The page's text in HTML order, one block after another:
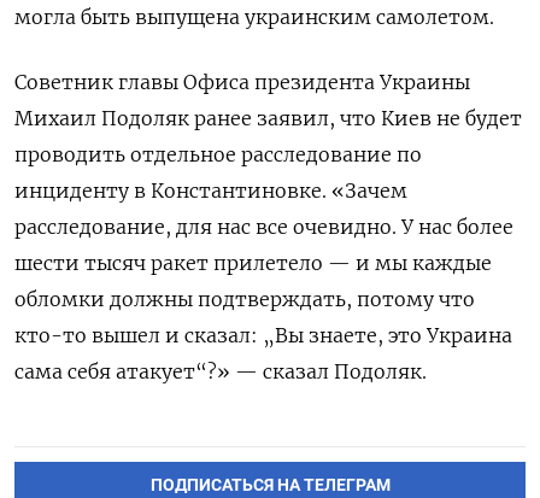
могла быть выпущена украинским самолетом.
Советник главы Офиса президента Украины
Михаил Подоляк ранее заявил, что Киев не будет
проводить отдельное расследование по
инциденту в Константиновке. «Зачем
расследование, для нас все очевидно. У нас более
шести тысяч ракет прилетело — и мы каждые
обломки должны подтверждать, потому что
кто-то вышел и сказал: „Вы знаете, это Украина
сама себя атакует“?» — сказал Подоляк.
ПОДПИСАТЬСЯ НА ТЕЛЕГРАМ